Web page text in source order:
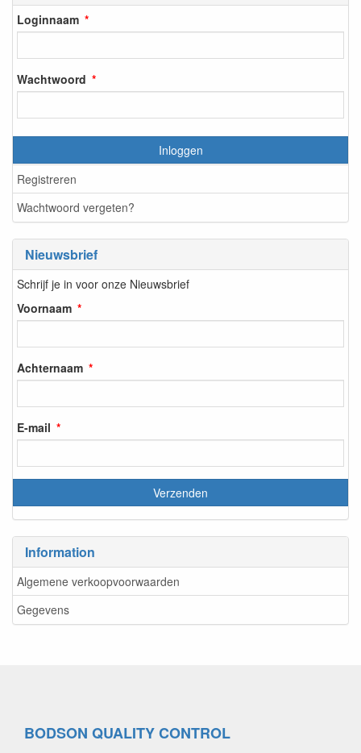
Loginnaam
Wachtwoord
Inloggen
Registreren
Wachtwoord vergeten?
Nieuwsbrief
Schrijf je in voor onze Nieuwsbrief
Voornaam
Achternaam
E-mail
Information
Algemene verkoopvoorwaarden
Gegevens
BODSON QUALITY CONTROL